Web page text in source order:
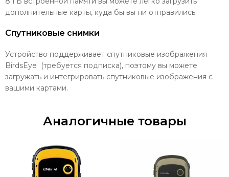
дополнительные карты, куда бы вы ни отправились.
Спутниковые снимки
Устройство поддерживает спутниковые изображения
BirdsEye (требуется подписка), поэтому вы можете
загружать и интегрировать спутниковые изображения с
вашими картами.
Аналогичные товары